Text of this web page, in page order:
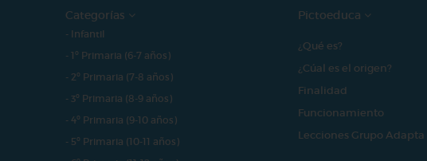
Categorías
- Infantil
- 1º Primaria (6-7 años)
- 2º Primaria (7-8 años)
- 3º Primaria (8-9 años)
- 4º Primaria (9-10 años)
- 5º Primaria (10-11 años)
Pictoeduca
¿Qué es?
¿Cúal es el origen?
Finalidad
Funcionamiento
Lecciones Grupo Adapta